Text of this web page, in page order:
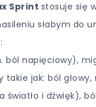
Sprint stosuje się
słabym do
ból napięciowy),
takie jak: ból głowy,
światło i dźwięk),